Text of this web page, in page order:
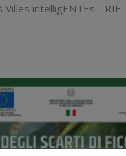
intelligENTEs - RIF